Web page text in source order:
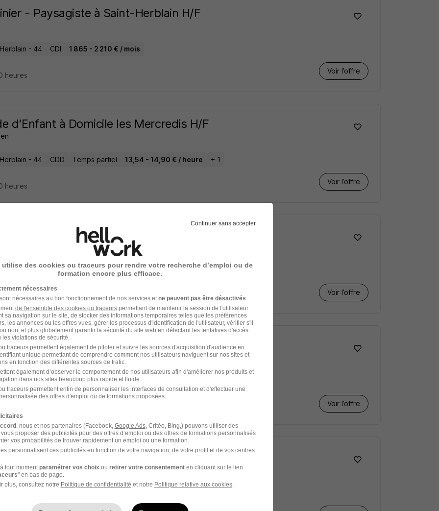
- Paysagiste à Saint-Herblain H/F
- 44 CDI 1 865 - 2 210 € / mois
Voir l’offre
heures
d'Enfant à Domicile les Mercredis H/F
- 44 CDD Temps partiel 13,54 - 14,90 € / heure + 1
Voir l’offre
heures
Sitter les Mercredis H/F
- 44 CDD Temps partiel 13,54 - 14,90 € / heure + 1
Voir l’offre
heures
en Sessad à 90% H/F
Super recruteur
- 44 CDD Temps partiel 2 290 - 2 800 € / mois
Voir l’offre
- Paysagiste à Nantes H/F
Continuer sans accepter
utilise des cookies ou traceurs pour rendre votre recherche d’emploi ou de
formation encore plus efficace.
nécessaires
nécessaires au bon fonctionnement de nos services et ne peuvent pas être désactivés
de l'ensemble des cookies ou traceurspermettant de maintenir la session de l'utilisateur
sa navigation sur le site, de stocker des informations temporaires telles que les préférences
les annonces ou les offres vues, gérer les processus d'identification de l'utilisateur, vérifier s'il
non, et plus globalement garantir la sécurité du site web en détectant les tentatives d'accès
violations de sécurité.
traceurs permettent également de piloter et suivre les sources d'acquisition d'audience en
unique permettant de comprendre comment nos utilisateurs naviguent sur nos sites et
en fonction des différentes sources de trafic.
également d’observer le comportement de nos utilisateurs afin d'améliorer nos produits et
dans nos sites beaucoup plus rapide et fluide.
traceurs permettent enfin de personnaliser les interfaces de consultation et d'effectuer une
des offres d'emploi ou de formations proposées.
, nous et nos partenaires (Facebook, Google Ads, Critéo, Bing,) pouvons utiliser des
proposer des publicités pour des offres d’emploi ou des offres de formations personnalisés
vos probabilités de trouver rapidement un emploi ou une formation.
personnalisent ces publicités en fonction de votre navigation, de votre profil et de vos centres
tout moment paramétrer vos choix ou retirer votre consentementen cliquant sur le lien
" en bas de page.
plus, consultez notre Politique de confidentialité et notre Politique relative aux cookies.